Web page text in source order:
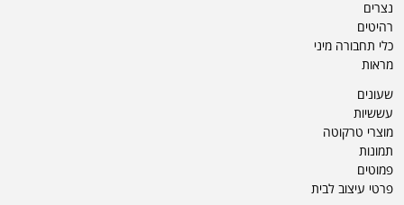
נצרים
רהיטים
כלי תחבורה מיני
מראות
שעונים
עששיות
מוצרי טרקוטה
תמונות
פמוטים
פרטי עיצוב לבית